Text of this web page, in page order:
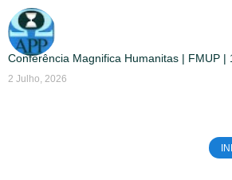
Conferência Magnifica Humanitas | FMUP |
2 Julho, 2026